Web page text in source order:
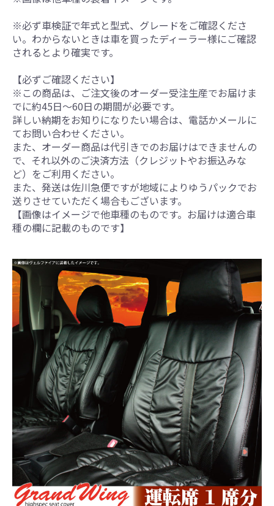
※必ず車検証で年式と型式、グレードをご確認くださ
い。わからないときは車を買ったディーラー様にご確認
されるとより確実です。
【必ずご確認ください】
※この商品は、ご注文後のオーダー受注生産でお届けま
でに約45日～60日の期間が必要です。
詳しい納期をお知りになりたい場合は、電話かメールに
てお問い合わせください。
また、オーダー商品は代引きでのお届けはできませんの
で、それ以外のご決済方法（クレジットやお振込みな
ど）をご利用ください。
また、発送は佐川急便ですが地域によりゆうパックでお
送りさせていただく場合もございます。
【画像はイメージで他車種のものです。お届けは適合車
種の欄に記載のものです】